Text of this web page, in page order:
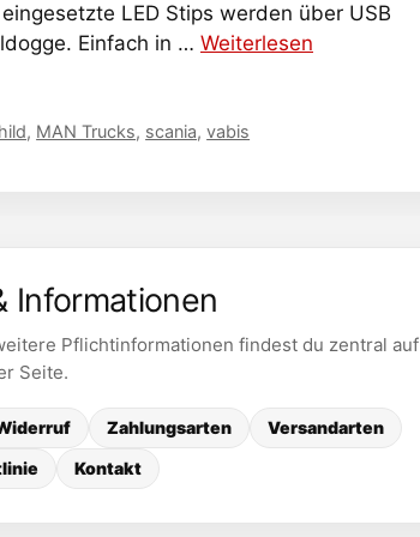
LED Stips werden über USB
Einfach in … Weiterlesen
, MAN Trucks, scania,vabis
Informationen
Pflichtinformationen findest du zentral auf
Seite.
Zahlungsarten
Versandarten
Kontakt